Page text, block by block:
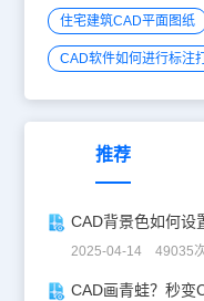
提示：请给出索引节点的
回车不画出范围请给出转
折点请给出文字索引号位
出。2. 剖切索引在对话框
<当前>: 拖动给点定义剖
大家介绍的国产CAD软
CAD软件官网CAD下载中
更多CAD标注符号大全相
住宅建筑CAD平面图纸
CAD软件如何进行标注
推荐
2025-04-14 49035
CAD画青蛙？秒变